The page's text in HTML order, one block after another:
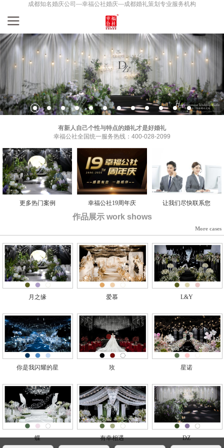
成都知名婚庆公司---幸福公社婚庆---成都婚礼策划专业服务机构
有新人自己个性与特点的婚礼才是好婚礼
幸福公社全国统一服务热线：400-028-2099
更多热门案例 幸福公社19周年庆 让我们尽快联系您
作品展示 work shows
More cases
月之缘 爱慕 L&Y
你是我闪耀的星 玫 星诺
蝶 有幸相遇 DZ